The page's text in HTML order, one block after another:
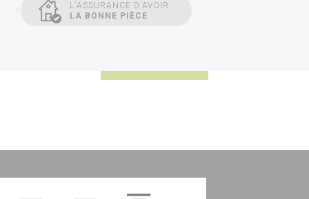
L'ASSURANCE D'AVOIR
LA BONNE PIÈCE